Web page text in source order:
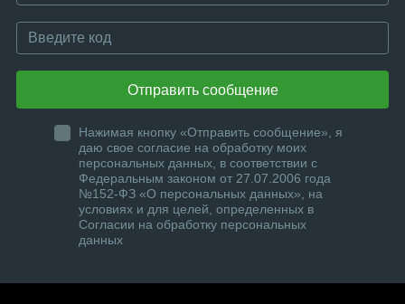
Отправить сообщение
Нажимая кнопку «Отправить сообщение», я
даю свое согласие на обработку моих
персональных данных, в соответствии с
Федеральным законом от 27.07.2006 года
№152-ФЗ «О персональных данных», на
условиях и для целей, определенных в
Согласии на обработку персональных
данных